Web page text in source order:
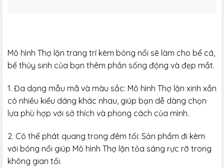
Mô hình Thợ lặn trang trí kèm bóng nổi sẽ làm cho bể cá,
bể thủy sinh của bạn thêm phần sống động và đẹp mắt.
1. Đa dạng mẫu mã và màu sắc: Mô hình Thợ lặn xinh xắn
có nhiều kiểu dáng khác nhau, giúp bạn dễ dàng chọn
lựa phù hợp với sở thích và phong cách của mình.
2. Có thể phát quang trong đêm tối: Sản phẩm đi kèm
với bóng nổi giúp Mô hình Thợ lặn tỏa sáng rực rỡ trong
không gian tối.